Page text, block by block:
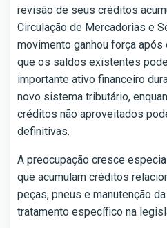
revisão de seus créditos
Circulação de Mercadorias e
movimento ganhou força
que os saldos existentes
importante ativo financeiro
novo sistema tributário,
créditos não aproveitados
definitivas.
A preocupação cresce
que acumulam créditos
peças, pneus e manutenção
tratamento específico na